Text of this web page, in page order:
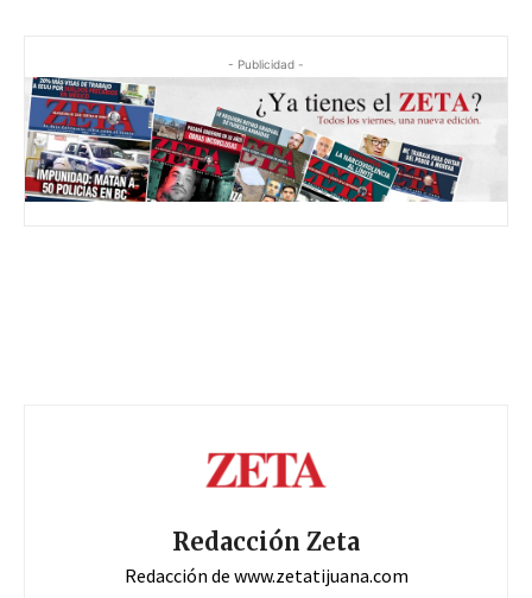
- Publicidad -
Redacción Zeta
Redacción de www.zetatijuana.com